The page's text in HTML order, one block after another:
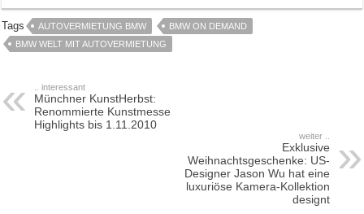
Tags AUTOVERMIETUNG BMW
BMW ON DEMAND
BMW WELT MIT AUTOVERMIETUNG
.. interessant
Münchner KunstHerbst:
Renommierte Kunstmesse
Highlights bis 1.11.2010
weiter ..
Exklusive
Weihnachtsgeschenke: US-
Designer Jason Wu hat eine
luxuriöse Kamera-Kollektion
designt